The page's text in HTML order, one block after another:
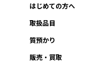
はじめての方へ
取扱品目
質預かり
販売・買取